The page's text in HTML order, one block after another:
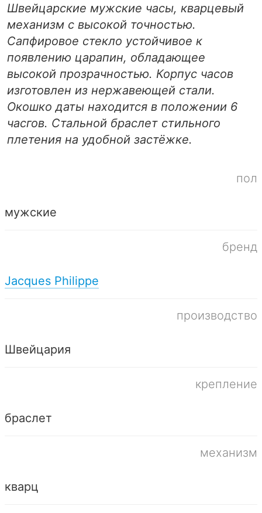
Швейцарские мужские часы, кварцевый
механизм с высокой точностью.
Сапфировое стекло устойчивое к
появлению царапин, обладающее
высокой прозрачностью. Корпус часов
изготовлен из нержавеющей стали.
Окошко даты находится в положении 6
часгов. Стальной браслет стильного
плетения на удобной застёжке.
пол
мужские
бренд
Jacques Philippe
производство
Швейцария
крепление
браслет
механизм
кварц